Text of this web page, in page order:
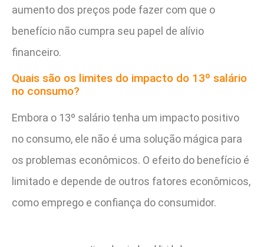
aumento dos preços pode fazer com que o
benefício não cumpra seu papel de alívio
financeiro.
Quais são os limites do impacto do 13º salário
no consumo?
Embora o 13º salário tenha um impacto positivo
no consumo, ele não é uma solução mágica para
os problemas econômicos. O efeito do benefício é
limitado e depende de outros fatores econômicos,
como emprego e confiança do consumidor.